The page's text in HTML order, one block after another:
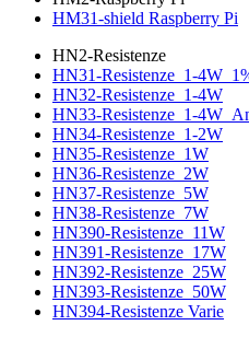
HM31-shield Raspberry Pi
HN2-Resistenze
HN31-Resistenze_1-
HN32-Resistenze_1-4W
HN33-Resistenze_1-
HN34-Resistenze_1-2W
HN35-Resistenze_1W
HN36-Resistenze_2W
HN37-Resistenze_5W
HN38-Resistenze_7W
HN390-Resistenze_11W
HN391-Resistenze_17W
HN392-Resistenze_25W
HN393-Resistenze_50W
HN394-Resistenze Varie